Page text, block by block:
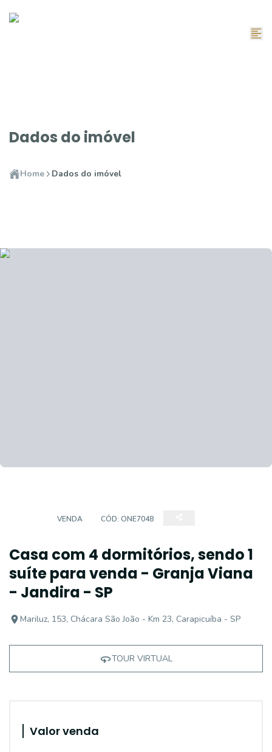
Dados do imóvel
Home Dados do imóvel
VENDA CÓD: ONE7048
Casa com 4 dormitórios, sendo 1
suíte para venda - Granja Viana
- Jandira - SP
Mariluz, 153, Chácara São João - Km 23, Carapicuíba - SP
TOUR VIRTUAL
Valor venda